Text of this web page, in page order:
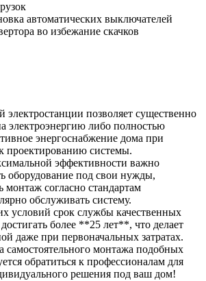
автоматических выключателей
во избежание скачков
электростанции позволяет существенно
электроэнергию либо полностью
энергоснабжение дома при
проектированию системы.
эффективности важно
оборудование под свои нужды,
согласно стандартам
обслуживать систему.
условий срок службы качественных
более **25 лет**, что делает
даже при первоначальных затратах.
самостоятельного монтажа подобных
обратиться к профессионалам для
решения под ваш дом!